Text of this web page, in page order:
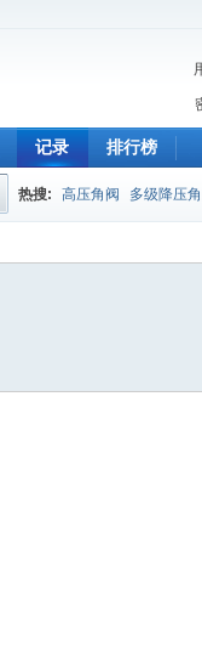
记录 排行榜
热搜: 高压角阀 多级降压